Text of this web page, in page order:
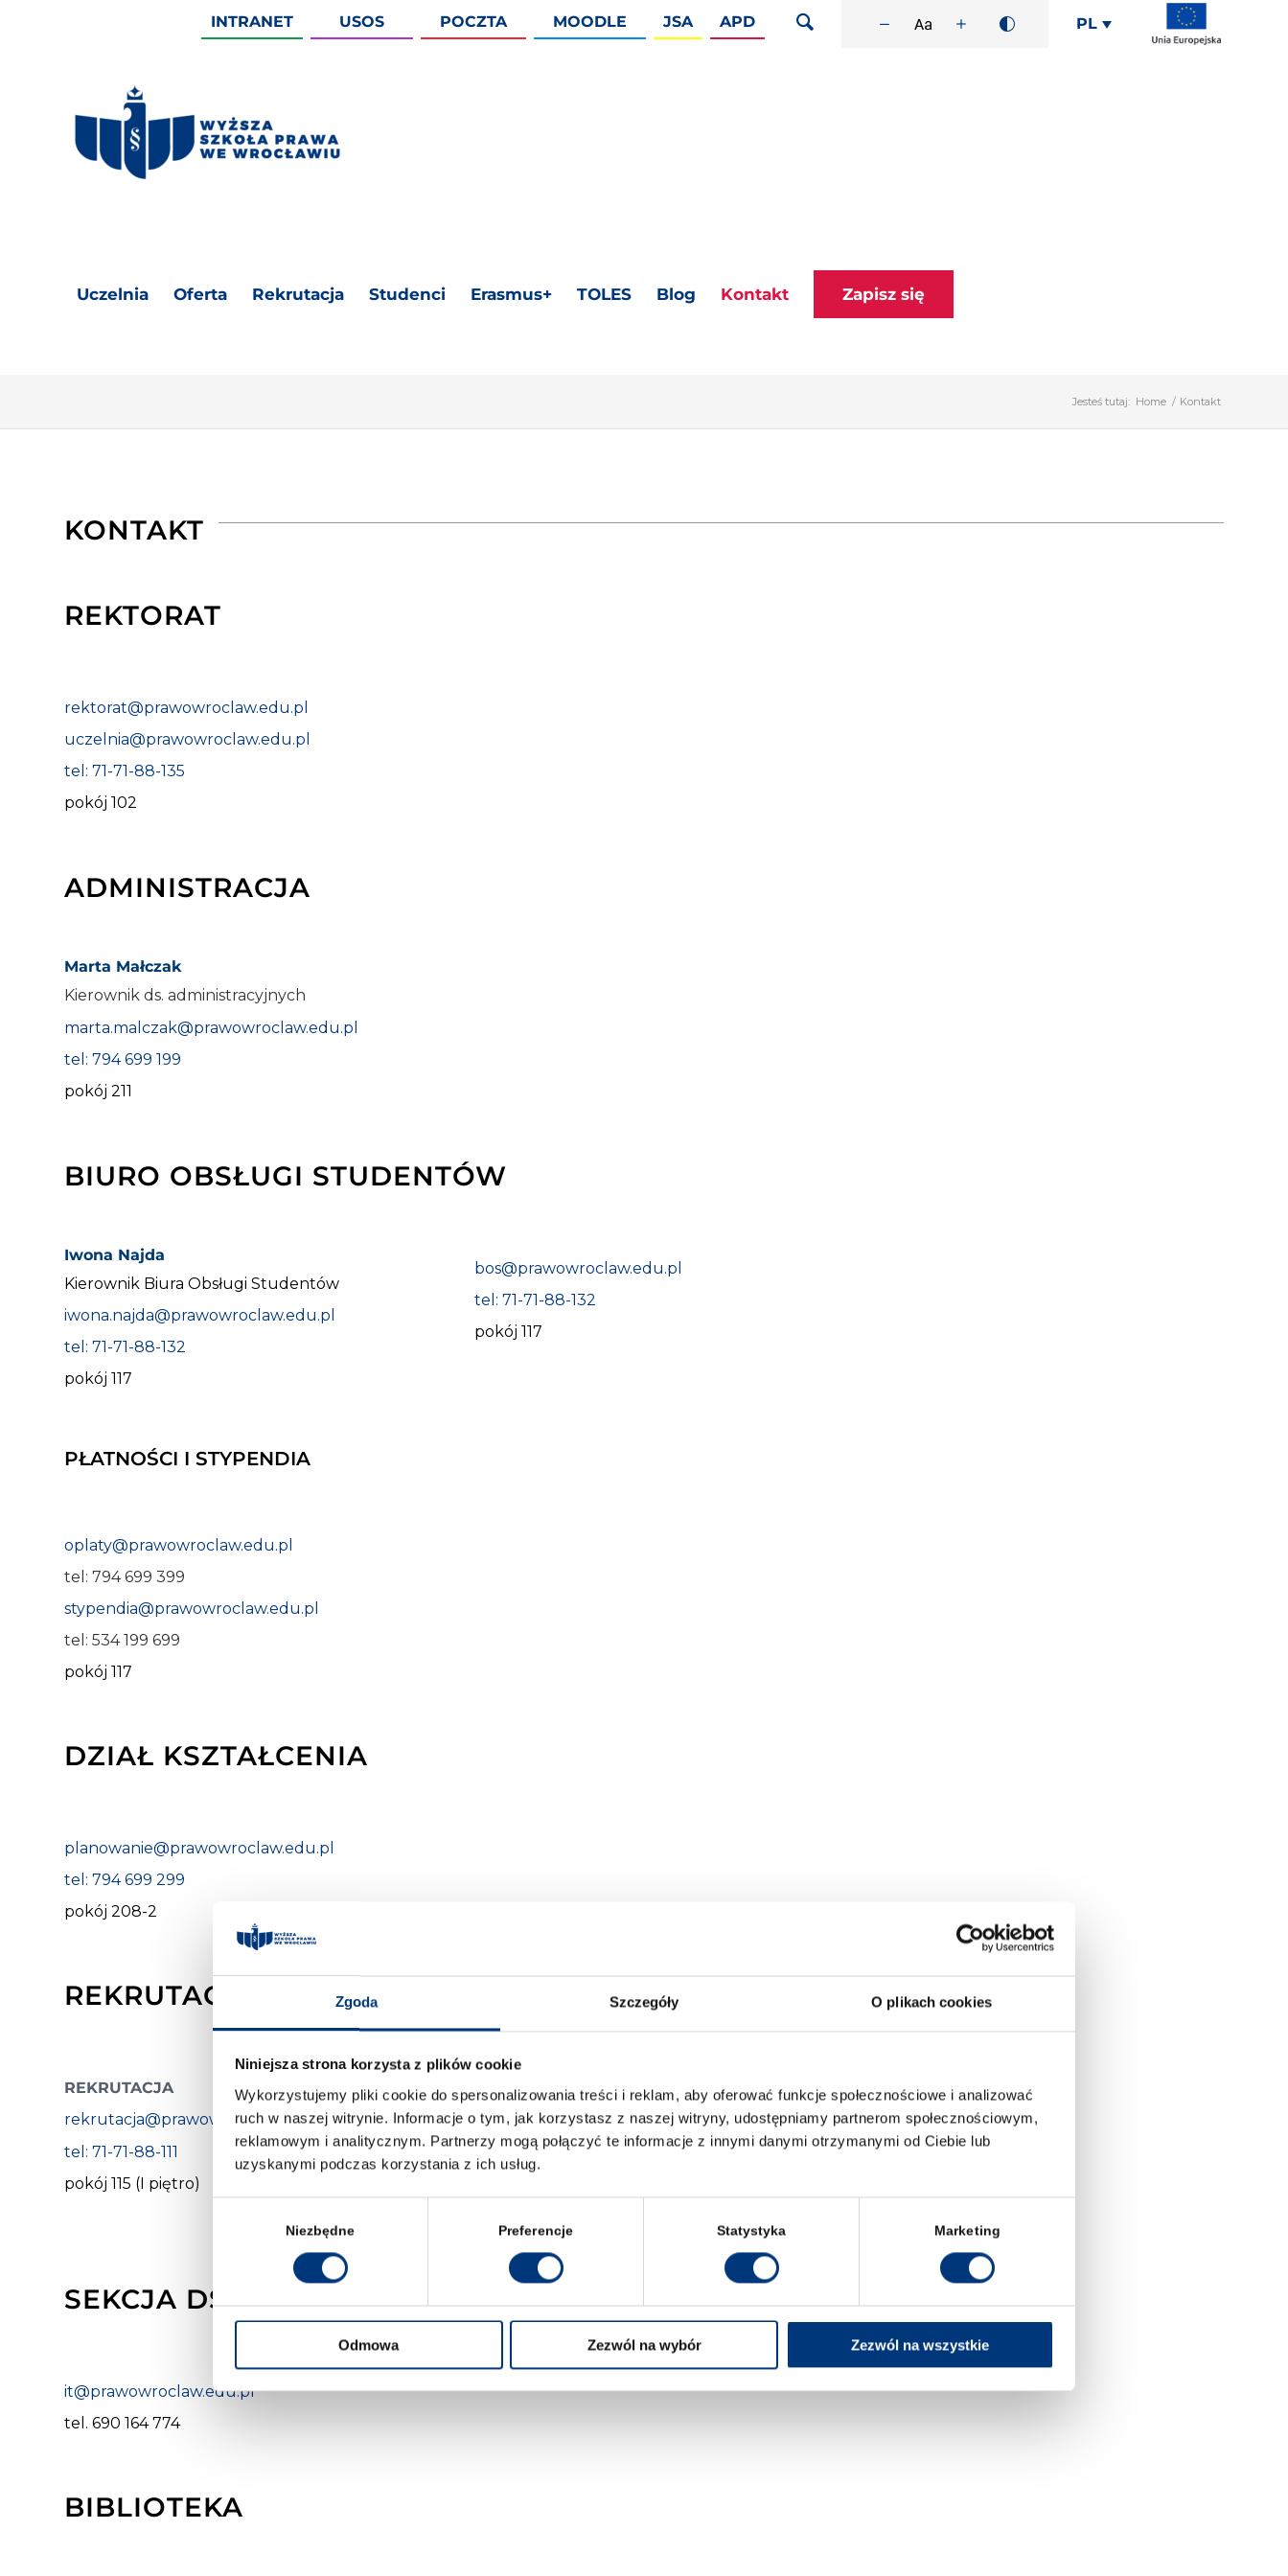
Zgoda Szczegóły O plikach cookies
Niniejsza strona korzysta z plików cookie
Wykorzystujemy pliki cookie do spersonalizowania treści i reklam, aby oferować funkcje społecznościowe i analizować
ruch w naszej witrynie. Informacje o tym, jak korzystasz z naszej witryny, udostępniamy partnerom społecznościowym,
reklamowym i analitycznym. Partnerzy mogą połączyć te informacje z innymi danymi otrzymanymi od Ciebie lub
uzyskanymi podczas korzystania z ich usług.
Niezbędne Preferencje Statystyka Marketing
Odmowa Zezwól na wybór Zezwól na wszystkie
INTRANET USOS POCZTA MOODLE JSA APD PL
Uczelnia Oferta Rekrutacja Studenci Erasmus+ TOLES Blog Kontakt Zapisz się
Jesteś tutaj: Home / Kontakt
KONTAKT
REKTORAT
rektorat@prawowroclaw.edu.pl
uczelnia@prawowroclaw.edu.pl
tel: 71-71-88-135
pokój 102
ADMINISTRACJA
Marta Małczak
Kierownik ds. administracyjnych
marta.malczak@prawowroclaw.edu.pl
tel: 794 699 199
pokój 211
BIURO OBSŁUGI STUDENTÓW
Iwona Najda
Kierownik Biura Obsługi Studentów
iwona.najda@prawowroclaw.edu.pl
tel: 71-71-88-132
pokój 117
bos@prawowroclaw.edu.pl
tel: 71-71-88-132
pokój 117
PŁATNOŚCI I STYPENDIA
oplaty@prawowroclaw.edu.pl
tel: 794 699 399
stypendia@prawowroclaw.edu.pl
tel: 534 199 699
pokój 117
DZIAŁ KSZTAŁCENIA
planowanie@prawowroclaw.edu.pl
tel: 794 699 299
pokój 208-2
REKRUTACJA I MARKETING
REKRUTACJA
rekrutacja@prawowroclaw.edu.pl
tel: 71-71-88-111
pokój 115 (I piętro)
MARKETING
marketing@prawowroclaw.edu.pl
tel: 785 882 847
SEKCJA DS. INFORMATYZACJI
it@prawowroclaw.edu.pl
tel. 690 164 774
BIBLIOTEKA